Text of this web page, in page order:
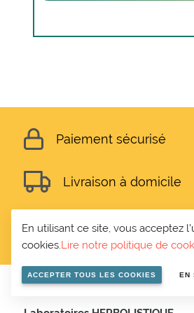
Paiement sécurisé
Livraison à domicile
Certification
En utilisant ce site, vous acceptez
cookies. Lire notre politique de
ACCEPTER TOUS LES COOKIES EN